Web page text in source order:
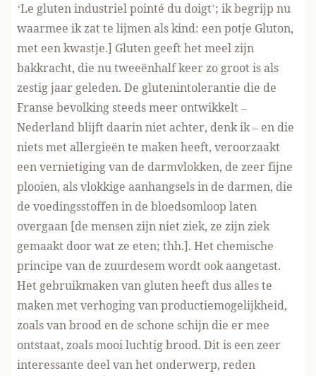
‘Le gluten industriel pointé du doigt’; ik begrijp nu
waarmee ik zat te lijmen als kind: een potje Gluton,
met een kwastje.] Gluten geeft het meel zijn
bakkracht, die nu tweeënhalf keer zo groot is als
zestig jaar geleden. De glutenintolerantie die de
Franse bevolking steeds meer ontwikkelt –
Nederland blijft daarin niet achter, denk ik – en die
niets met allergieën te maken heeft, veroorzaakt
een vernietiging van de darmvlokken, de zeer fijne
plooien, als vlokkige aanhangsels in de darmen, die
de voedingsstoffen in de bloedsomloop laten
overgaan [de mensen zijn niet ziek, ze zijn ziek
gemaakt door wat ze eten; thh.]. Het chemische
principe van de zuurdesem wordt ook aangetast.
Het gebruikmaken van gluten heeft dus alles te
maken met verhoging van productiemogelijkheid,
zoals van brood en de schone schijn die er mee
ontstaat, zoals mooi luchtig brood. Dit is een zeer
interessante deel van het onderwerp, reden